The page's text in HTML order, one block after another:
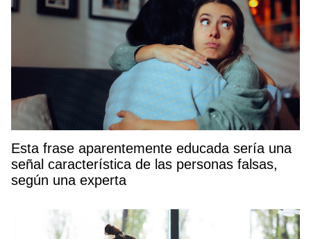
Esta frase aparentemente educada sería una
señal característica de las personas falsas,
según una experta